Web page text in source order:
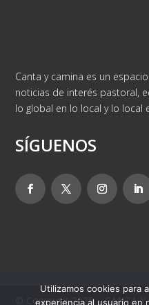
Canta y camina es un
noticias de interés pastoral,
lo global en lo local y lo local
SÍGUENOS
© Copyright 2025 – CANTA
Utilizamos cookies para
experiencia al usuario en